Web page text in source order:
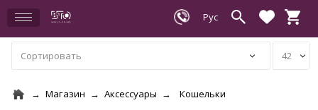
Магазин Аксессуары Кошельки